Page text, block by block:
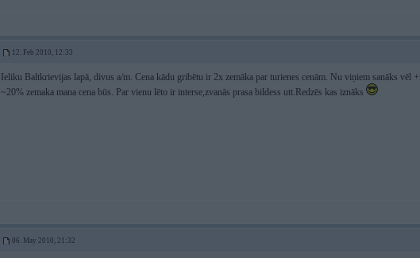
12. Feb 2010, 12:33
Ieliku Baltkrievijas lapā, divus a/m. Cena kādu gribētu ir 2x zemāka par turienes cenām. Nu viņiem sanāks vēl
~20% zemaka mana cena būs. Par vienu lēto ir interse,zvanās prasa bildess utt.Redzēs kas iznāks
06. May 2010, 21:32